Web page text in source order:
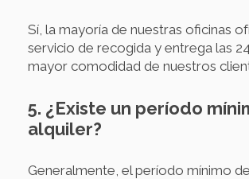
Sí, la mayoría de nuestras oficinas
servicio de recogida y entrega las
mayor comodidad de nuestros
5. ¿Existe un período
alquiler?
Generalmente, el período mínimo